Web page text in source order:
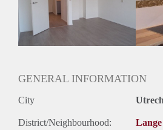
Huisgenoten: Nee
Geslacht huisgenoten: N.v.t.
GENERAL INFORMATION
City
District/Neighbourhood: